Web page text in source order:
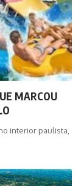
MARCOU
interior paulista,